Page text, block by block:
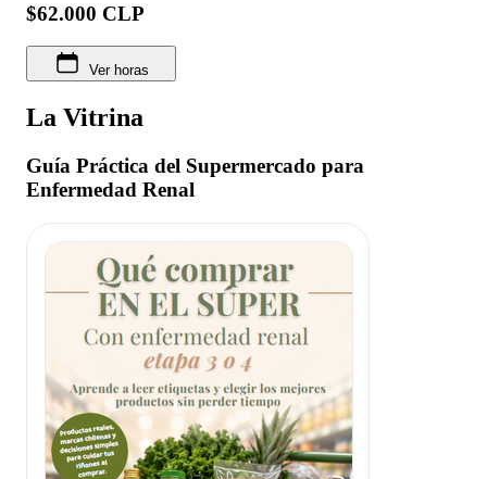
$62.000 CLP
Ver horas
La Vitrina
Guía Práctica del Supermercado para
Enfermedad Renal